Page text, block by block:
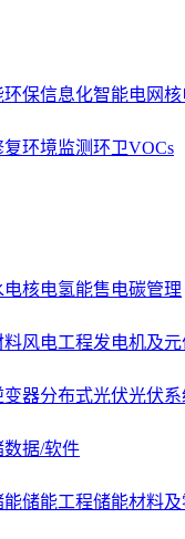
环保信息化智能电网核
复环境监测环卫VOCs
电核电氢能售电碳管理
料风电工程发电机及元
变器分布式光伏光伏
数据/软件
能储能工程储能材料